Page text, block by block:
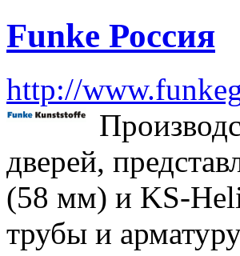
Funke Россия
http://
дверей,
(58 мм) и KS-
трубы и